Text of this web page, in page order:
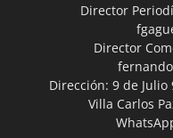
Director
Director
Dirección: 9 de Julio
Villa Carlos